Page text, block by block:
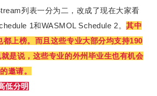
列表一分为二，改成了现在大家看
1和WASMOL Schedule 2。其中
都上榜。而且这些专业大部分均支持190
是说，这些专业的外州毕业生也有机会
邀请。
低分明